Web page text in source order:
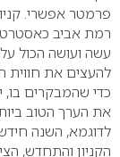
פרמטר אפשרי.
רמת אביב
עשה ועושה הכול
להעצים את חווית
כדי שהמבקרים בו,
את הערך הטוב
לדוגמא, השנה
הקניון והתחדש,